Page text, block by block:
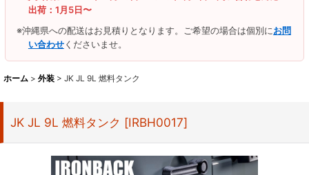
出荷：1月5日〜
※沖縄県への配送はお見積りとなります。ご希望の場合は個別にお問
い合わせくださいませ。
ホーム > 外装 > JK JL 9L 燃料タンク
JK JL 9L 燃料タンク [IRBH0017]